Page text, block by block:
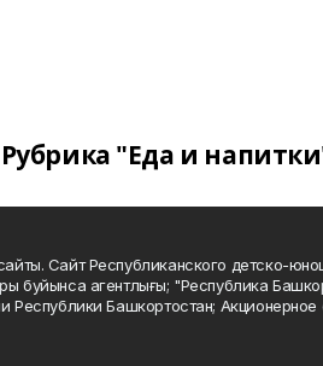
Рубрика "Еда и
Сайт Республиканского детско-
буйынса агентлығы; "Республика
Башкортостан;